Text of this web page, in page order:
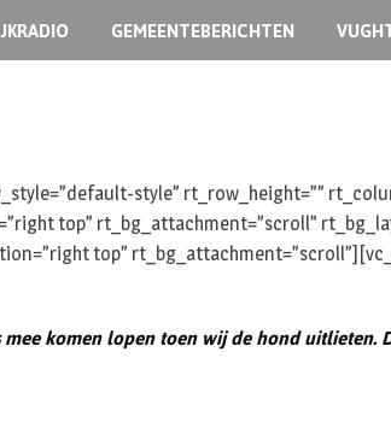
GEMEENTEBERICHTEN
style” rt_row_height=””
top” rt_bg_attachment=”scroll”
top”
komen lopen toen wij de hond